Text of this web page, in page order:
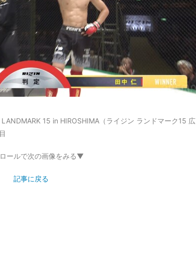
15 in HIROSHIMA（ライジン ランドマーク15 広
ールで次の画像をみる▼
記事に戻る